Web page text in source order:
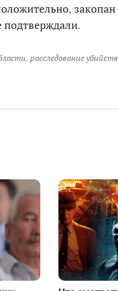
подтверждали.
расследование